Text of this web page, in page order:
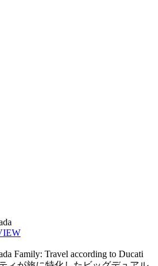
Family: Travel according to Ducati